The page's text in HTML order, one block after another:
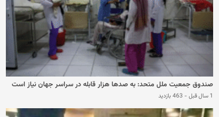
صندوق جمعیت ملل متحد: به صدها هزار قابله‌ در سراسر جهان نیاز است
1 سال قبل - 463 بازدید